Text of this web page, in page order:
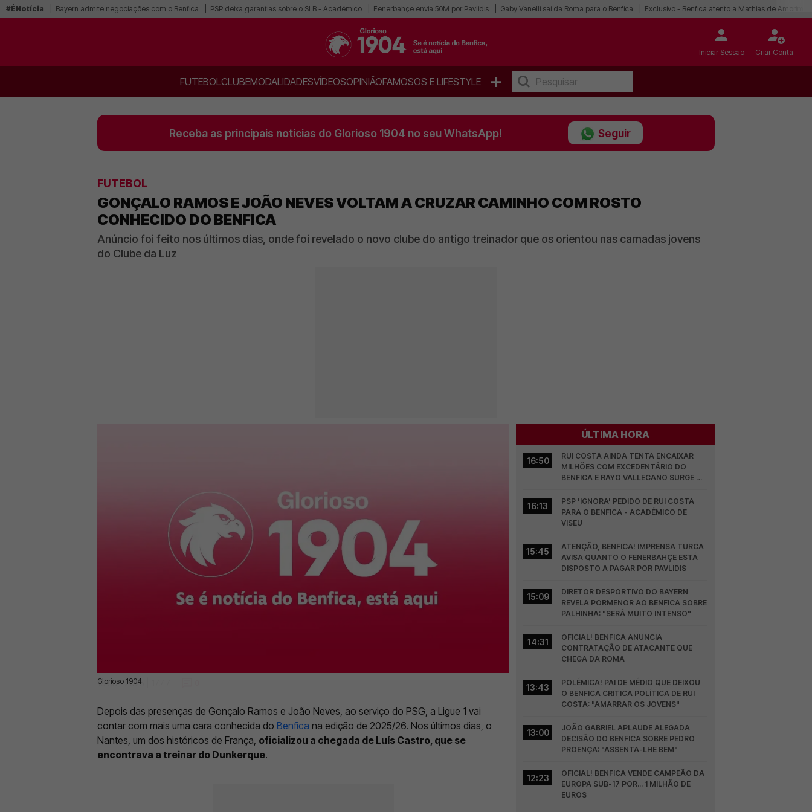
#ÉNotícia Bayern admite negociações com o Benfica PSP deixa garantias sobre o SLB - Académico Fenerbahçe envia 50M por Pavlidis Gaby Vanelli sai da Roma para o Benfica Exclusivo - Benfica atento a Mathias de Amorim
Iniciar Sessão Criar Conta
FUTEBOLCLUBEMODALIDADESVÍDEOSOPINIÃOFAMOSOS E LIFESTYLE +
Receba as principais notícias do Glorioso 1904 no seu WhatsApp! Seguir
FUTEBOL
GONÇALO RAMOS E JOÃO NEVES VOLTAM A CRUZAR CAMINHO COM ROSTO
CONHECIDO DO BENFICA
Anúncio foi feito nos últimos dias, onde foi revelado o novo clube do antigo treinador que os orientou nas camadas jovens
do Clube da Luz
Glorioso 1904
18 Jun 2025 | 17:47 |
Depois das presenças de Gonçalo Ramos e João Neves, ao serviço do PSG, a Ligue 1 vai
contar com mais uma cara conhecida do Benfica na edição de 2025/26. Nos últimos dias, o
Nantes, um dos históricos de França, oficializou a chegada de Luís Castro, que se
encontrava a treinar do Dunkerque.
ÚLTIMA HORA
16:50
RUI COSTA AINDA TENTA ENCAIXAR
MILHÕES COM EXCEDENTÁRIO DO
BENFICA E RAYO VALLECANO SURGE NA
16:13
PSP 'IGNORA' PEDIDO DE RUI COSTA
PARA O BENFICA - ACADÉMICO DE
VISEU
15:45
ATENÇÃO, BENFICA! IMPRENSA TURCA
AVISA QUANTO O FENERBAHÇE ESTÁ
DISPOSTO A PAGAR POR PAVLIDIS
15:09
DIRETOR DESPORTIVO DO BAYERN
REVELA PORMENOR AO BENFICA SOBRE
PALHINHA: "SERÁ MUITO INTENSO"
14:31
OFICIAL! BENFICA ANUNCIA
CONTRATAÇÃO DE ATACANTE QUE
CHEGA DA ROMA
13:43
POLÉMICA! PAI DE MÉDIO QUE DEIXOU
O BENFICA CRITICA POLÍTICA DE RUI
COSTA: "AMARRAR OS JOVENS"
13:00
JOÃO GABRIEL APLAUDE ALEGADA
DECISÃO DO BENFICA SOBRE PEDRO
PROENÇA: "ASSENTA-LHE BEM"
12:23
OFICIAL! BENFICA VENDE CAMPEÃO DA
EUROPA SUB-17 POR... 1 MILHÃO DE
EUROS